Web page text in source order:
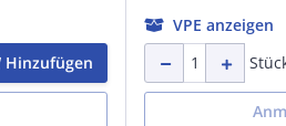
Hinzufügen
VPE anzeigen